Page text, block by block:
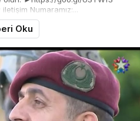
Numaramız:...
Oku